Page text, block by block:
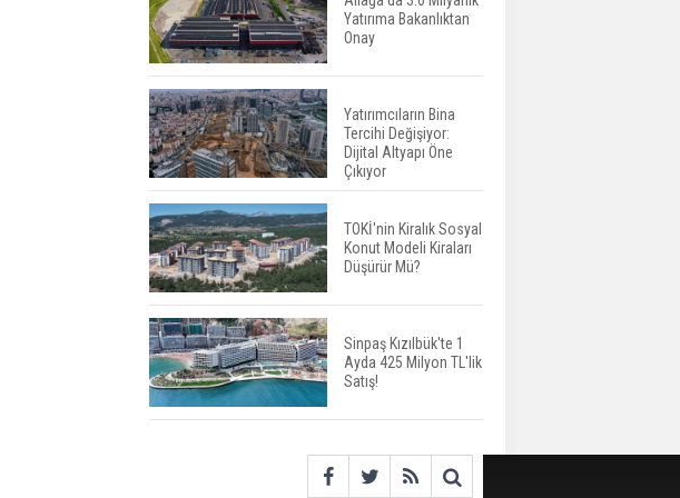
Aileden Miras Kalan Ev
Nasıl Satılır?
İstanbul'da 15 Bin Kiralık
Sosyal Konut Eylülde
Kiraya Verilecek
Miras Kalan Ev ve Tarım
Arazilerinde Yeni Dönem
Başlıyor
Avrupa'da Konut
Yatırımında Yeni Cazip
Ülke: Fransa
Yatırıma Bakanlıktan
Onay
Yatırımcıların Bina
Tercihi Değişiyor:
Dijital Altyapı Öne
Çıkıyor
TOKİ'nin Kiralık Sosyal
Konut Modeli Kiraları
Düşürür Mü?
Sinpaş Kızılbük'te 1
Ayda 425 Milyon TL'lik
Satış!